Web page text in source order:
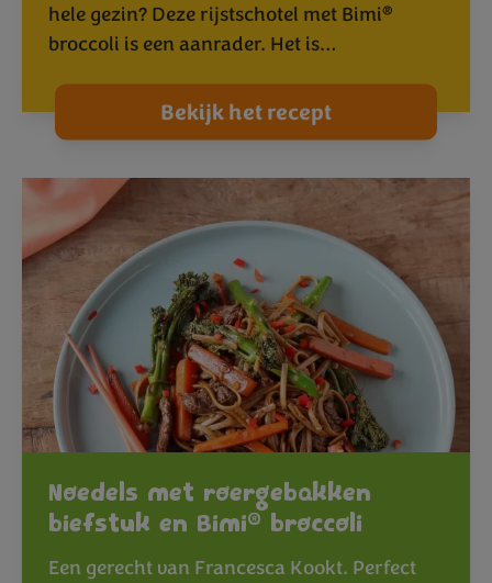
hele gezin? Deze rijstschotel met Bimi®
broccoli is een aanrader. Het is…
Bekijk het recept
Noedels met roergebakken
biefstuk en Bimi® broccoli
Een gerecht van Francesca Kookt. Perfect